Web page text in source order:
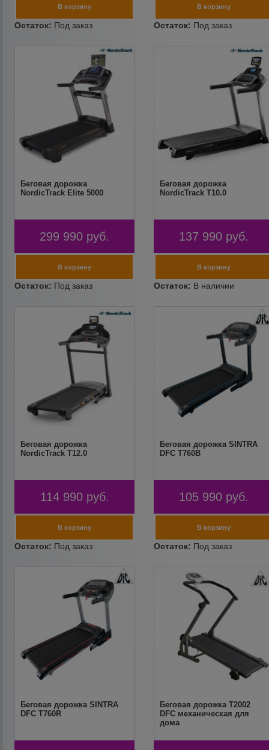
Беговая дорожка
NordicTrack Elite 5000
299 990 руб.
Беговая дорожка
NordicTrack T10.0
137 990 руб.
Беговая дорожка
NordicTrack T12.0
114 990 руб.
Беговая дорожка SINTRA
DFC T760B
105 990 руб.
Беговая дорожка SINTRA
DFC T760R
Беговая дорожка T2002
DFC механическая для
дома